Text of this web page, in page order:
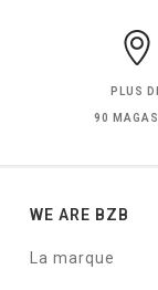
PLUS
90
WE ARE BZB
La marque